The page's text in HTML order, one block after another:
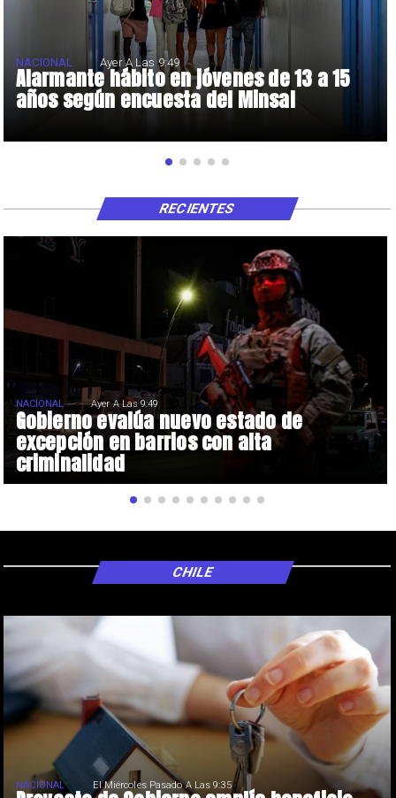
Alarmante hábito en jóvenes de 13 a 15
años según encuesta del Minsal
NACIONAL Ayer A Las 9:49
Gobierno evalúa nuevo estado de
excepción en barrios con alta
criminalidad
NACIONAL Ayer A Las 9:49
RECIENTES
NACIONAL El Miércoles Pasado A Las 9:35
CHILE